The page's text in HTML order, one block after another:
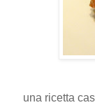
una ricetta